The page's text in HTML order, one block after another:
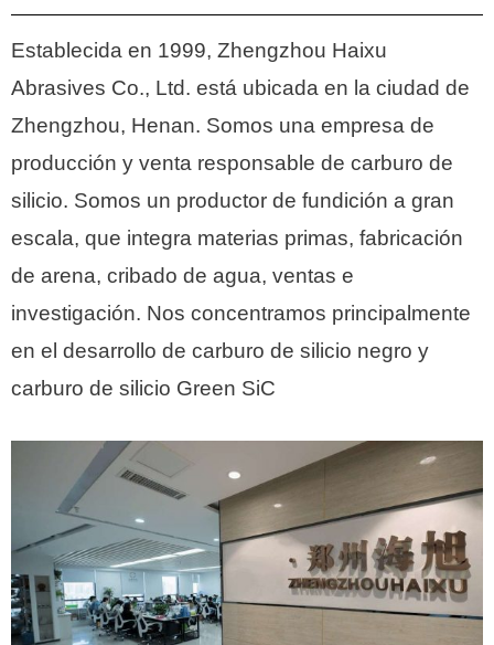
Establecida en 1999, Zhengzhou Haixu
Abrasives Co., Ltd. está ubicada en la ciudad de
Zhengzhou, Henan. Somos una empresa de
producción y venta responsable de carburo de
silicio. Somos un productor de fundición a gran
escala, que integra materias primas, fabricación
de arena, cribado de agua, ventas e
investigación. Nos concentramos principalmente
en el desarrollo de carburo de silicio negro y
carburo de silicio Green SiC